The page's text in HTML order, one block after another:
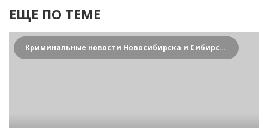
ЕЩЕ ПО ТЕМЕ
Криминальные новости Новосибирска и Сибирского региона